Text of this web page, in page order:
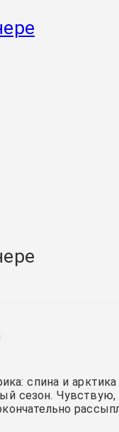
спина и
сезон. Чувствую,